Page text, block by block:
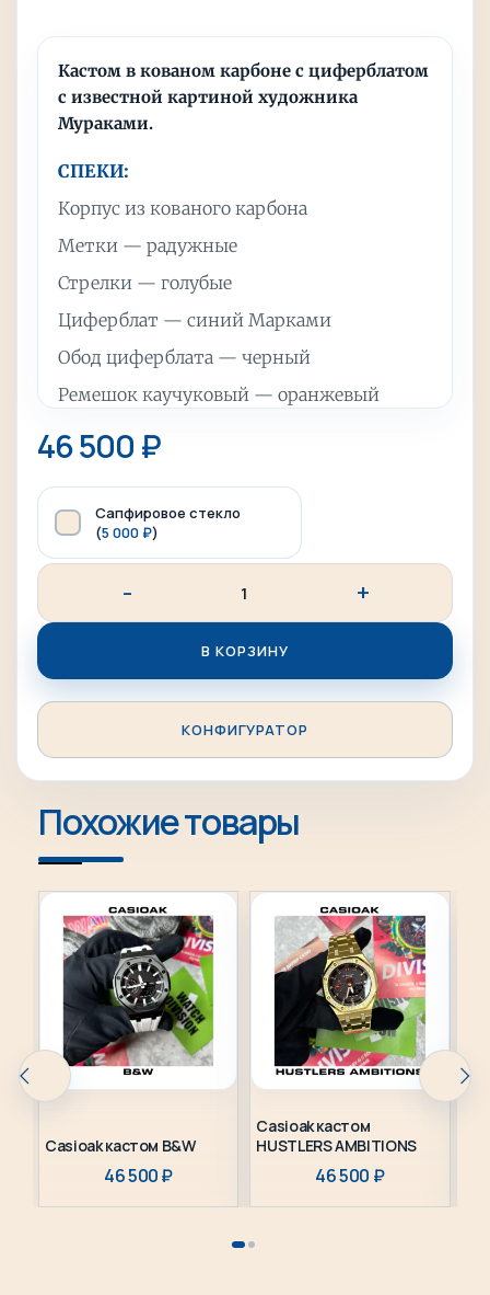
Кастом в кованом карбоне с циферблатом
с известной картиной художника
Мураками.
СПЕКИ:
Корпус из кованого карбона
Метки — радужные
Стрелки — голубые
Циферблат — синий Марками
Обод циферблата — черный
Ремешок каучуковый — оранжевый
Стекло — минеральное
Диаметр часов — 41 мм
Вес часов — примерно 100 гр.
46 500 ₽
Сапфировое стекло
(5 000 ₽)
В КОРЗИНУ
КОНФИГУРАТОР
Похожие товары
Casioak кастом B&W
46 500₽
Casioak кастом
HUSTLERS AMBITIONS
46 500 ₽